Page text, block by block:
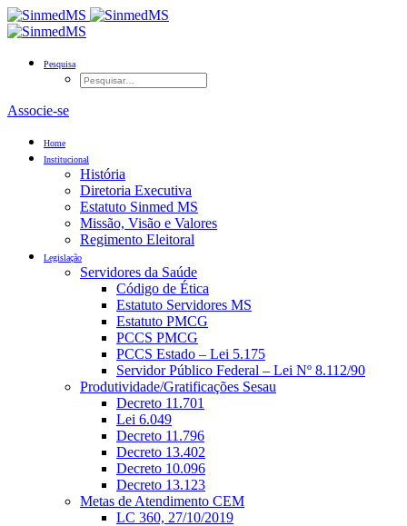
Pesquisa
Associe-se
Home
Institucional
História
Diretoria Executiva
Estatuto Sinmed MS
Missão, Visão e Valores
Regimento Eleitoral
Legislação
Servidores da Saúde
Código de Ética
Estatuto Servidores MS
Estatuto PMCG
PCCS PMCG
PCCS Estado – Lei 5.175
Servidor Público Federal – Lei Nº 8.112/90
Produtividade/Gratificações Sesau
Decreto 11.701
Lei 6.049
Decreto 11.796
Decreto 13.402
Decreto 10.096
Decreto 13.123
Metas de Atendimento CEM
LC 360, 27/10/2019